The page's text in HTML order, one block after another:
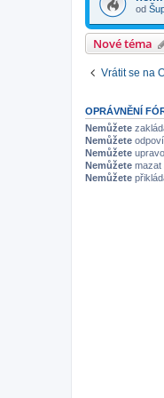
od
Nové téma
Vrátit se na
OPRÁVNĚNÍ
Nemůžete
Nemůžete
Nemůžete
Nemůžete mazat
Nemůžete